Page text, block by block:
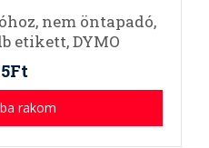
nem öntapadó,
etikett, DYMO
rakom